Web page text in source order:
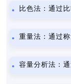
比色法：通过
重量法：通过
容量分析法：